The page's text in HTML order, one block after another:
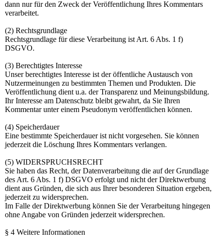
dann nur für den Zweck der Veröffentlichung Ihres Kommentars
verarbeitet.
(2) Rechtsgrundlage
Rechtsgrundlage für diese Verarbeitung ist Art. 6 Abs. 1 f)
DSGVO.
(3) Berechtigtes Interesse
Unser berechtigtes Interesse ist der öffentliche Austausch von
Nutzermeinungen zu bestimmten Themen und Produkten. Die
Veröffentlichung dient u.a. der Transparenz und Meinungsbildung.
Ihr Interesse am Datenschutz bleibt gewahrt, da Sie Ihren
Kommentar unter einem Pseudonym veröffentlichen können.
(4) Speicherdauer
Eine bestimmte Speicherdauer ist nicht vorgesehen. Sie können
jederzeit die Löschung Ihres Kommentars verlangen.
(5) WIDERSPRUCHSRECHT
Sie haben das Recht, der Datenverarbeitung die auf der Grundlage
des Art. 6 Abs. 1 f) DSGVO erfolgt und nicht der Direktwerbung
dient aus Gründen, die sich aus Ihrer besonderen Situation ergeben,
jederzeit zu widersprechen.
Im Falle der Direktwerbung können Sie der Verarbeitung hingegen
ohne Angabe von Gründen jederzeit widersprechen.
§ 4 Weitere Informationen